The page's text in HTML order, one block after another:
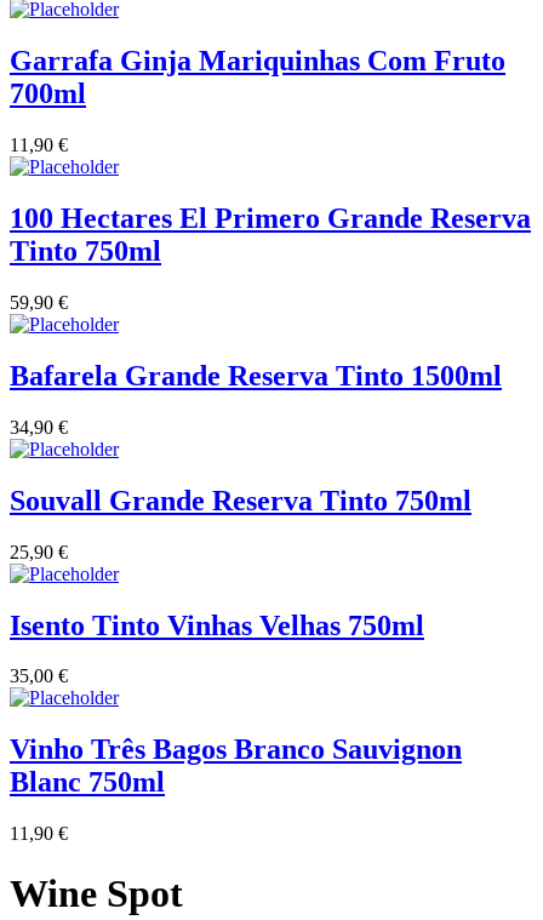
Garrafa Ginja Mariquinhas Com Fruto
700ml
11,90 €
100 Hectares El Primero Grande Reserva
Tinto 750ml
59,90 €
Bafarela Grande Reserva Tinto 1500ml
34,90 €
Souvall Grande Reserva Tinto 750ml
25,90 €
Isento Tinto Vinhas Velhas 750ml
35,00 €
Vinho Três Bagos Branco Sauvignon
Blanc 750ml
11,90 €
Wine Spot